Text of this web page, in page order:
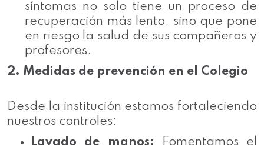
síntomas no solo tiene un proceso de
recuperación más lento, sino que pone
en riesgo la salud de sus compañeros y
profesores.
2. Medidas de prevención en el Colegio
Desde la institución estamos fortaleciendo
nuestros controles:
Lavado de manos: Fomentamos el